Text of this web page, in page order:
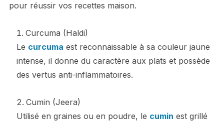
pour réussir vos recettes maison.
Curcuma (Haldi)
Le curcuma est reconnaissable à sa couleur jaune
intense, il donne du caractère aux plats et possède
des vertus anti-inflammatoires.
Cumin (Jeera)
Utilisé en graines ou en poudre, le cumin est grillé